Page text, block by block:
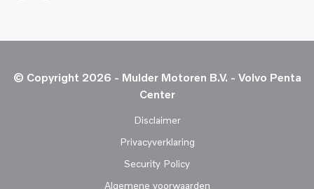
© Copyright 2026 - Mulder Motoren B.V. - Volvo Penta
Center
Disclaimer
Privacyverklaring
Security Policy
Algemene voorwaarden